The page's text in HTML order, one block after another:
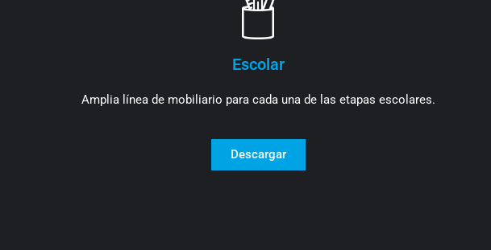
Escolar
Amplia línea de mobiliario para cada una de las etapas escolares.
Descargar